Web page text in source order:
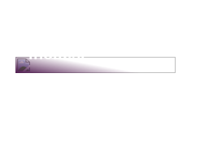
ihollesi